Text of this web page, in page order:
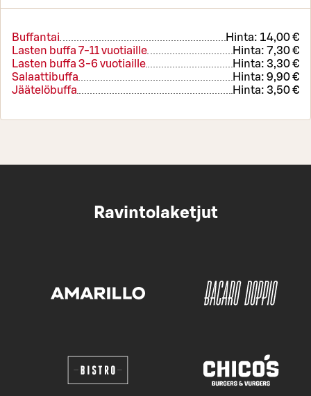
Buffantai Hinta: 14,00 €
Lasten buffa 7-11 vuotiaille
Hinta: 7,30 €
Lasten buffa 3-6 vuotiaille
Hinta: 3,30 €
Salaattibuffa
Hinta: 9,90 €
Jäätelöbuffa
Hinta: 3,50 €
Ravintolaketjut